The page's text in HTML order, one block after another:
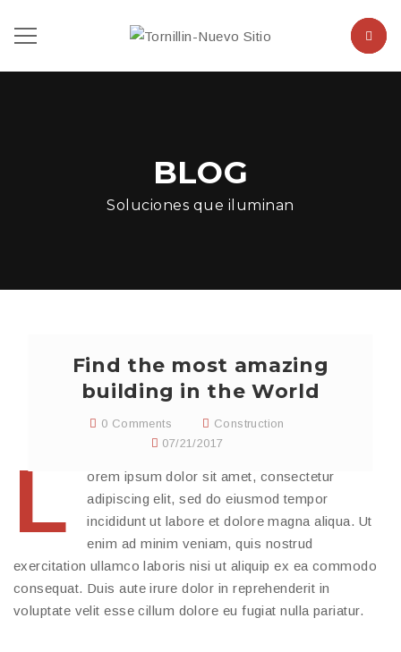
BLOG
Soluciones que iluminan
Find the most amazing
building in the World
0 Comments
Construction
07/21/2017
L
orem ipsum dolor sit amet, consectetur
adipiscing elit, sed do eiusmod tempor
incididunt ut labore et dolore magna aliqua. Ut
enim ad minim veniam, quis nostrud
exercitation ullamco laboris nisi ut aliquip ex ea commodo
consequat. Duis aute irure dolor in reprehenderit in
voluptate velit esse cillum dolore eu fugiat nulla pariatur.